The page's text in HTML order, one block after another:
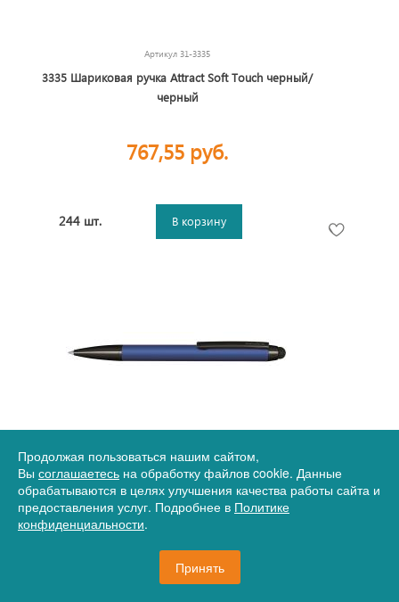
Артикул 31-3335
3335 Шариковая ручка Attract Soft Touch черный/
черный
767,55 руб.
244 шт. В корзину
Артикул31-3335
3335 Шариковая ручка Attract Soft Touch синий/
черный
767,55 руб.
Продолжая пользоваться нашим сайтом,
Вы соглашаетесь на обработку файлов cookie. Данные
обрабатываются в целях улучшения качества работы сайта и
предоставления услуг. Подробнее в Политике
конфиденциальности.
Принять